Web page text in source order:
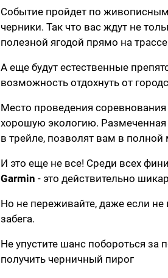
Событие пройдет по
черники. Так что вас ждут не
полезной ягодой прямо на
А еще будут естественные
возможность отдохнуть от
Место проведения соревнования
хорошую экологию.
в трейле, позволят вам в
И это еще не все! Среди всех
Garmin - это действительно
Но не переживайте, даже если
забега.
Не упустите шанс побороться за
получить черничный пирог